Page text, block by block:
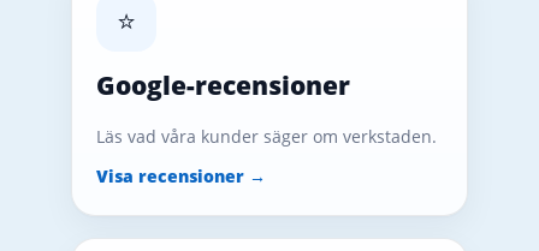
⭐
Google-recensioner
Läs vad våra kunder säger om verkstaden.
Visa recensioner →